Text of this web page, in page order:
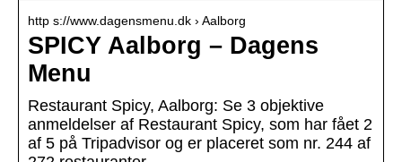
http s://www.dagensmenu.dk › Aalborg
SPICY Aalborg – Dagens
Menu
Restaurant Spicy, Aalborg: Se 3 objektive
anmeldelser af Restaurant Spicy, som har fået 2
af 5 på Tripadvisor og er placeret som nr. 244 af